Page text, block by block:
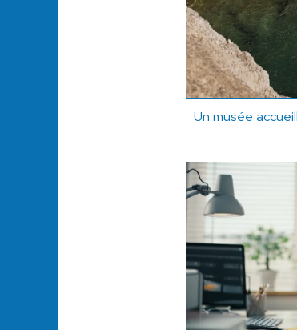
Un musée